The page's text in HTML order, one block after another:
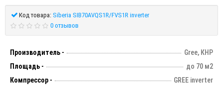
Код товара: Siberia SIB70AVQS1R/FVS1R inverter
0 отзывов
Производитель -
Gree, КНР
Площадь -
до 70 м2
Компрессор -
GREE inverter